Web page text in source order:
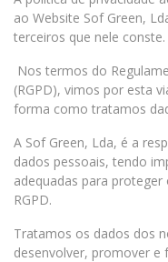
ao Website Sof Green,
terceiros que nele conste.
Nos termos do
(RGPD), vimos por esta
forma como tratamos
A Sof Green, Lda, é a
dados pessoais, tendo
adequadas para
RGPD.
Tratamos os dados dos
desenvolver, promover e